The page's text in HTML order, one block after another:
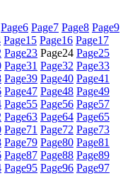
Page6 Page7 Page8 Page9
Page15 Page16 Page17
Page23 Page24 Page25
Page31 Page32 Page33
Page39 Page40 Page41
Page47 Page48 Page49
Page55 Page56 Page57
Page63 Page64 Page65
Page71 Page72 Page73
Page79 Page80 Page81
Page87 Page88 Page89
Page95 Page96 Page97